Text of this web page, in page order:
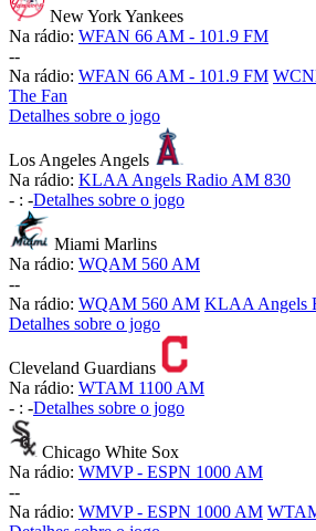
New York Yankees
Na rádio: WFAN 66 AM - 101.9 FM
--
Na rádio: WFAN 66 AM - 101.9 FM
The Fan
Detalhes sobre o jogo
Los Angeles Angels
Na rádio: KLAA Angels Radio AM 830
- : -Detalhes sobre o jogo
Miami Marlins
Na rádio: WQAM 560 AM
--
Na rádio: WQAM 560 AM KLAA Angels
Detalhes sobre o jogo
Cleveland Guardians
Na rádio: WTAM 1100 AM
- : -Detalhes sobre o jogo
Chicago White Sox
Na rádio: WMVP - ESPN 1000 AM
--
Na rádio: WMVP - ESPN 1000 AM